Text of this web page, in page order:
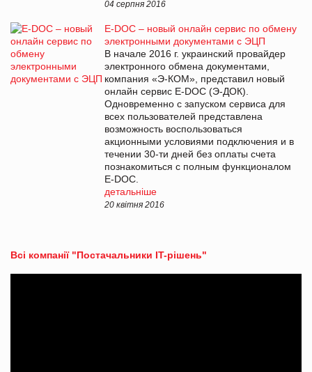
04 серпня 2016
E-DOC – новый онлайн сервис по обмену
электронными документами с ЭЦП
В начале 2016 г. украинский провайдер
электронного обмена документами,
компания «Э-КОМ», представил новый
онлайн сервис E-DOC (Э-ДОК).
Одновременно с запуском сервиса для
всех пользователей представлена
возможность воспользоваться
акционными условиями подключения и в
течении 30-ти дней без оплаты счета
познакомиться с полным функционалом
E-DOC.
детальніше
20 квітня 2016
Всі компанії "Постачальники IT-рішень"